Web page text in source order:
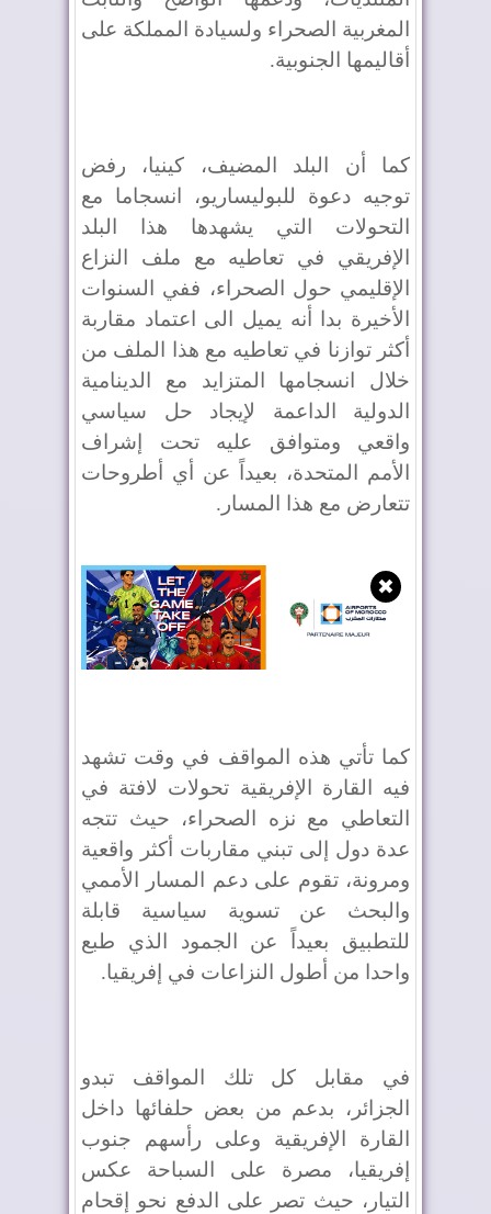
المغربية الصحراء ولسيادة المملكة على
أقاليمها الجنوبية.
كما أن البلد المضيف، كينيا، رفض
توجيه دعوة للبوليساريو، انسجاما مع
التحولات التي يشهدها هذا البلد
الإفريقي في تعاطيه مع ملف النزاع
الإقليمي حول الصحراء، ففي السنوات
الأخيرة بدا أنه يميل الى اعتماد مقاربة
أكثر توازنا في تعاطيه مع هذا الملف من
خلال انسجامها المتزايد مع الدينامية
الدولية الداعمة لإيجاد حل سياسي
واقعي ومتوافق عليه تحت إشراف
الأمم المتحدة، بعيداً عن أي أطروحات
تتعارض مع هذا المسار.
✖
كما تأتي هذه المواقف في وقت تشهد
فيه القارة الإفريقية تحولات لافتة في
التعاطي مع نزه الصحراء، حيث تتجه
عدة دول إلى تبني مقاربات أكثر واقعية
ومرونة، تقوم على دعم المسار الأممي
والبحث عن تسوية سياسية قابلة
للتطبيق بعيداً عن الجمود الذي طبع
واحدا من أطول النزاعات في إفريقيا.
في مقابل كل تلك المواقف تبدو
الجزائر، بدعم من بعض حلفائها داخل
القارة الإفريقية وعلى رأسهم جنوب
إفريقيا، مصرة على السباحة عكس
التيار، حيث تصر على الدفع نحو إقحام